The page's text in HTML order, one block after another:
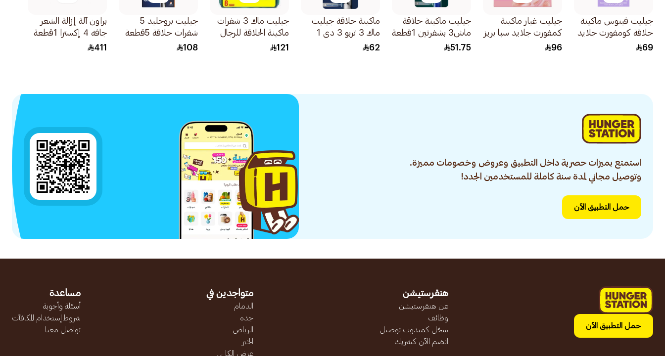
جيليت فينوس ماكينة
حلاقة كومفورت جلايد
بريز للنساء 1قطعة
69
جيليت غيار ماكينة
كمفورت جلايد سبا بريز
4قطعة
96
جيليت ماكينة حلاقة
ماش3 بشفرتين 1قطعة
51.75
ماكينة حلاقة جيليت
ماك 3 تربو 3 دي 1
مقبض مع شفرتين
62
جيليت ماك 3 شفرات
ماكينة الحلاقة للرجال
8قطع121
جيليت بروجليد 5
شفرات حلاقة 5قطعة
108
براون آلة إزالة الشعر
جافه 4 إكسترا 1قطعة
411
استمتع بميزات حصرية داخل التطبيق وعروض وخصومات مميزة.
وتوصيل مجاني لمدة سنة كاملة للمستخدمين الجدد!
حمل التطبيق الآن
حمل التطبيق الآن
هنقرستيشن
عن هنقرستيشن
وظائف
سجّل كمندوب توصيل
انضم الآن كشريك
متواجدين في
الدمام
جده
الرياض
الخبر
عرض الكل...
مساعدة
أسئلة وأجوبة
شروط إستخدام المكافآت
تواصل معنا